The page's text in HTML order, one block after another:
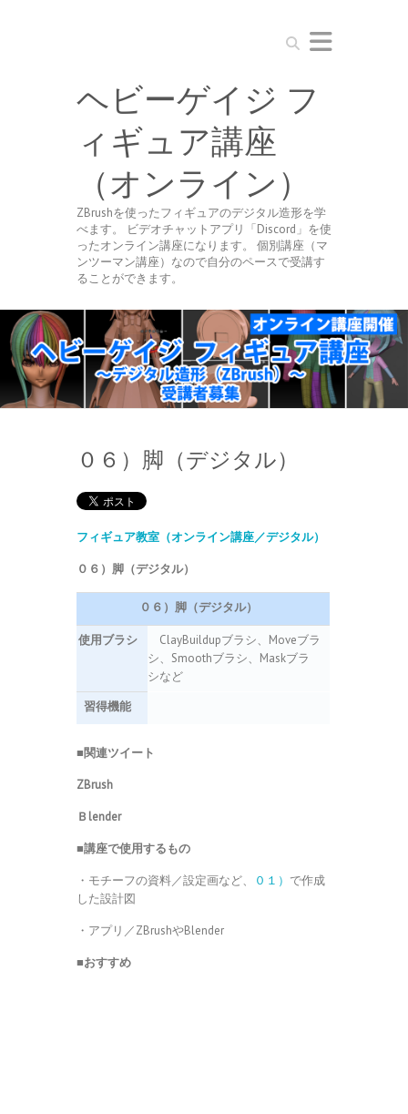
Search
ヘビーゲイジ フ
ィギュア講座
（オンライン）
ZBrushを使ったフィギュアのデジタル造形を学
べます。 ビデオチャットアプリ「Discord」を使
ったオンライン講座になります。 個別講座（マ
ンツーマン講座）なので自分のペースで受講す
ることができます。
０６）脚（デジタル）
フィギュア教室（オンライン講座／デジタル）
０６）脚（デジタル）
０６）脚（デジタル）
使用ブラシ
ClayBuildupブラシ、Moveブラ
シ、Smoothブラシ、Maskブラ
シなど
習得機能
■関連ツイート
ZBrush
Ｂlender
■講座で使用するもの
・モチーフの資料／設定画など、 ０１） で作成
した設計図
・アプリ／ZBrushやBlender
■おすすめ